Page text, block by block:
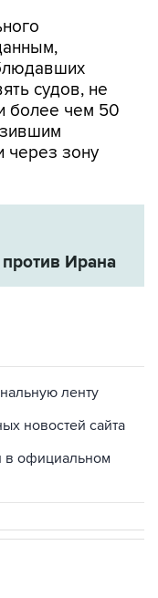
судов, не
более чем 50
через зону
Ирана
ленту
новостей сайта
в официальном